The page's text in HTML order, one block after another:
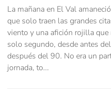
La mañana en El Val
que solo traen las grandes
viento y una afición rojilla
solo segundo, desde antes
después del 90. No era un
jornada, to...